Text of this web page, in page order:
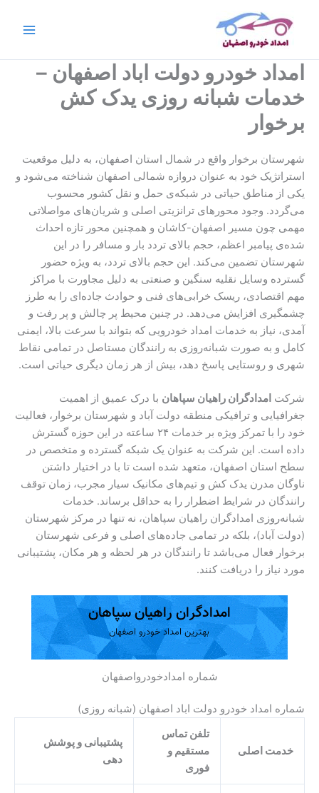
امداد خودرو دولت اباد اصفهان –
خدمات شبانه روزی یدک کش
برخوار
شهرستان برخوار واقع در شمال استان اصفهان، به دلیل موقعیت
استراتژیک خود به عنوان دروازه شمالی اصفهان شناخته می‌شود و
یکی از مناطق حیاتی در شبکه‌ی حمل و نقل کشور محسوب
می‌گردد. وجود محورهای ترانزیتی اصلی و شریان‌های مواصلاتی
مهمی چون مسیر اصفهان-کاشان و همچنین محور تازه احداث
شده‌ی پیامبر اعظم، حجم بالای تردد بار و مسافر را در این
شهرستان تضمین می‌کند. این حجم بالای تردد، به ویژه حضور
گسترده وسایل نقلیه سنگین و صنعتی به دلیل مجاورت با مراکز
مهم اقتصادی، ریسک خرابی‌های فنی و حوادث جاده‌ای را به طرز
چشمگیری افزایش می‌دهد. در چنین محیط پر چالش و پر رفت و
آمدی، نیاز به خدمات امداد خودرویی که بتواند با سرعت بالا، ایمنی
کامل و به صورت شبانه‌روزی به رانندگان مستاصل در تمامی نقاط
شهری و روستایی پاسخ دهد، بیش از هر زمان دیگری حیاتی است.
شرکت امدادگران راهیان سپاهان با درک عمیق از اهمیت
جغرافیایی و ترافیکی منطقه دولت آباد و شهرستان برخوار، فعالیت
خود را با تمرکز ویژه بر خدمات ۲۴ ساعته در این حوزه گسترش
داده است. این شرکت به عنوان یک شبکه گسترده و متخصص در
سطح استان اصفهان، متعهد شده است تا با در اختیار داشتن
ناوگان مدرن یدک کش و تیم‌های مکانیک سیار مجرب، زمان توقف
رانندگان در شرایط اضطرار را به حداقل برساند. خدمات
شبانه‌روزی امدادگران راهیان سپاهان، نه تنها در مرکز شهرستان
(دولت آباد)، بلکه در تمامی جاده‌های اصلی و فرعی شهرستان
برخوار فعال می‌باشد تا رانندگان در هر لحظه و هر مکان، پشتیبانی
مورد نیاز را دریافت کنند.
شماره امدادخودرواصفهان
شماره امداد خودرو دولت اباد اصفهان (شبانه روزی)
خدمت اصلی
تلفن تماس
مستقیم و
فوری
پشتیبانی و پوشش
دهی